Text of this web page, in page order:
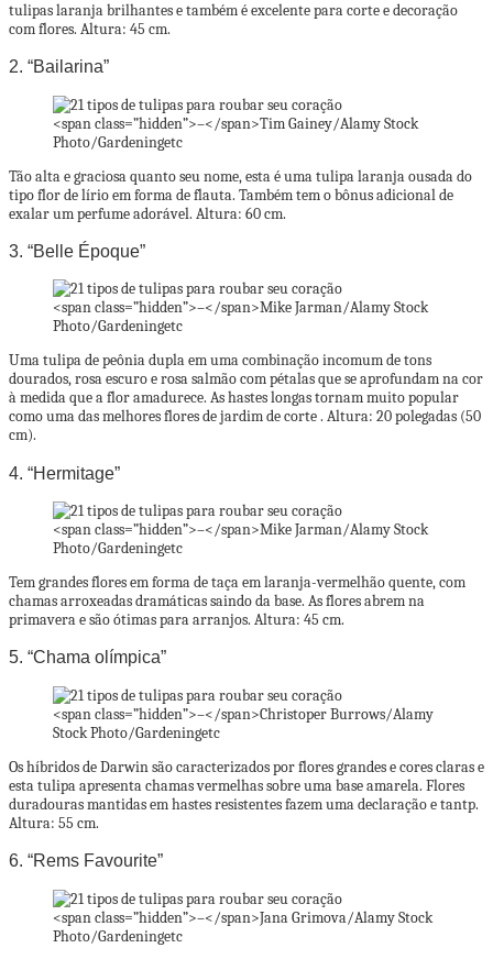
tulipas laranja brilhantes e também é excelente para corte e decoração
com flores. Altura: 45 cm.
2. “Bailarina”
<span class=”hidden”>–</span>Tim Gainey/Alamy Stock
Photo/Gardeningetc
Tão alta e graciosa quanto seu nome, esta é uma tulipa laranja ousada do
tipo flor de lírio em forma de flauta. Também tem o bônus adicional de
exalar um perfume adorável. Altura: 60 cm.
3. “Belle Époque”
<span class=”hidden”>–</span>Mike Jarman/Alamy Stock
Photo/Gardeningetc
Uma tulipa de peônia dupla em uma combinação incomum de tons
dourados, rosa escuro e rosa salmão com pétalas que se aprofundam na cor
à medida que a flor amadurece. As hastes longas tornam muito popular
como uma das melhores flores de jardim de corte . Altura: 20 polegadas (50
cm).
4. “Hermitage”
<span class=”hidden”>–</span>Mike Jarman/Alamy Stock
Photo/Gardeningetc
Tem grandes flores em forma de taça em laranja-vermelhão quente, com
chamas arroxeadas dramáticas saindo da base. As flores abrem na
primavera e são ótimas para arranjos. Altura: 45 cm.
5. “Chama olímpica”
<span class=”hidden”>–</span>Christoper Burrows/Alamy
Stock Photo/Gardeningetc
Os híbridos de Darwin são caracterizados por flores grandes e cores claras e
esta tulipa apresenta chamas vermelhas sobre uma base amarela. Flores
duradouras mantidas em hastes resistentes fazem uma declaração e tantp.
Altura: 55 cm.
6. “Rems Favourite”
<span class=”hidden”>–</span>Jana Grimova/Alamy Stock
Photo/Gardeningetc